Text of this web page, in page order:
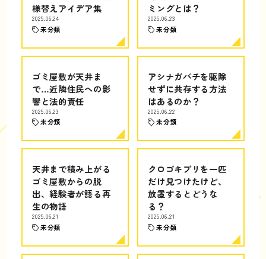
様替えアイデア集
2025.06.24
未分類
ミングとは？
2025.06.23
未分類
ゴミ屋敷が天井ま
で…近隣住民への影
響と法的責任
2025.06.23
未分類
アシナガバチを駆除
せずに共存する方法
はあるのか？
2025.06.22
未分類
天井まで積み上がる
ゴミ屋敷からの脱
出、経験者が語る再
生の物語
2025.06.21
未分類
クロゴキブリを一匹
だけ見つけたけど、
放置するとどうな
る？
2025.06.21
未分類